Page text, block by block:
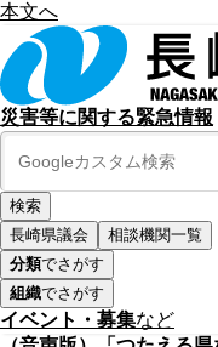
本文へ
災害等に関する緊急情報
長崎県議会
相談機関一覧
分類でさがす
組織でさがす
イベント・募集など